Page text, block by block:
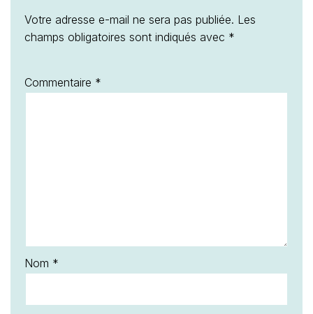
Votre adresse e-mail ne sera pas publiée. Les
champs obligatoires sont indiqués avec *
Commentaire *
Nom *